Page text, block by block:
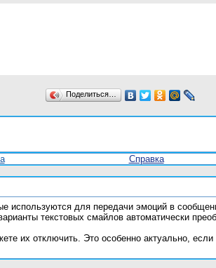
Поделиться…
Справка
для передачи эмоций в
текстовых смайлов автоматически
их отключить. Это особенно актуально,